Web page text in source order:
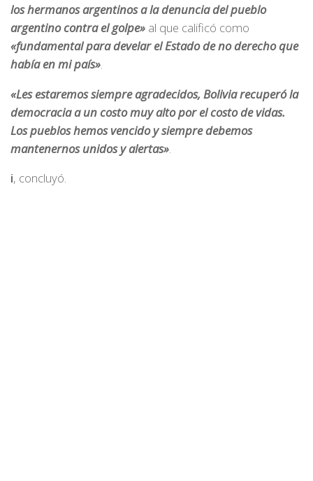
los hermanos argentinos a la denuncia del pueblo
argentino contra el golpe» al que calificó como
«fundamental para develar el Estado de no derecho que
había en mi país».
«Les estaremos siempre agradecidos, Bolivia recuperó la
democracia a un costo muy alto por el costo de vidas.
Los pueblos hemos vencido y siempre debemos
mantenernos unidos y alertas»
i, concluyó.